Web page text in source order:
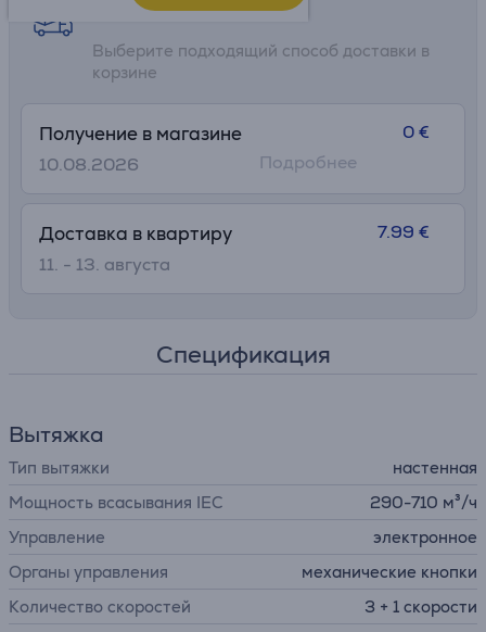
Возможности доставки
Выберите подходящий способ доставки в
корзине
Получение в магазине
10.08.2026
0 €
Подробнее
Доставка в квартиру
11. - 13. августа
7.99 €
Спецификация
Вытяжка
Тип вытяжки
настенная
Мощность всасывания IEC
290-710 м³/ч
Управление
электронное
Органы управления
механические кнопки
Количество скоростей
3 + 1 скорости